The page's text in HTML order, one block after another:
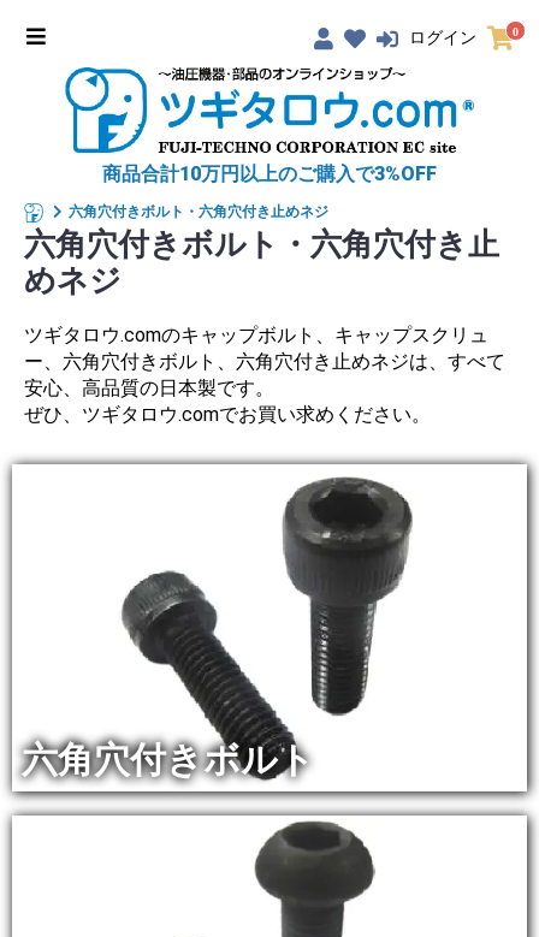
ログイン 0
商品合計10万円以上のご購入で3%OFF
六角穴付きボルト・六角穴付き止めネジ
六角穴付きボルト・六角穴付き止
めネジ
ツギタロウ.comのキャップボルト、キャップスクリュ
ー、六角穴付きボルト、六角穴付き止めネジは、すべて
安心、高品質の日本製です。
ぜひ、ツギタロウ.comでお買い求めください。
六角穴付きボルト